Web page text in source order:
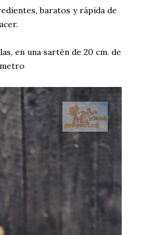
baratos y rápida de
en una sartén de 20 cm. de